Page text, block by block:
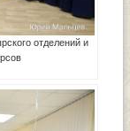
отделений и